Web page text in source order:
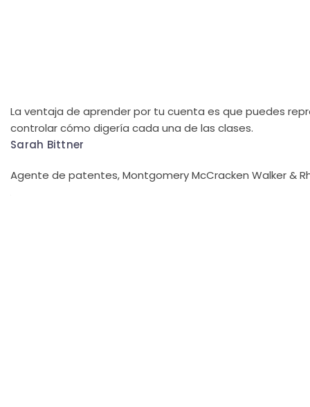
La ventaja de aprender por tu cuenta es que puedes
controlar cómo digería cada una de las clases.
Sarah Bittner
Agente de patentes, Montgomery McCracken Walker &